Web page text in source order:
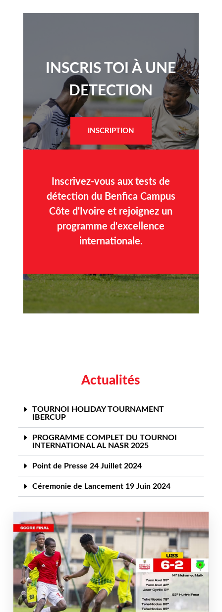
INSCRIS TOI À UNE
DETECTION​
INSCRIPTION
Inscrivez-vous aux tests de
détection du Benfica Campus
Côte d'Ivoire et rejoignez un
programme d'excellence
internationale.
Actualités
TOURNOI HOLIDAY TOURNAMENT
IBERCUP
PROGRAMME COMPLET DU TOURNOI
INTERNATIONAL AL NASR 2025
Point de Presse 24 Juillet 2024
Céremonie de Lancement 19 Juin 2024